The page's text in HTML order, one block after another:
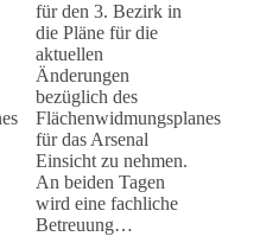
für den 3. Bezirk in
die Pläne für die
aktuellen
Änderungen
bezüglich des
Flächenwidmungsplanes
für das Arsenal
Einsicht zu nehmen.
An beiden Tagen
wird eine fachliche
Betreuung…